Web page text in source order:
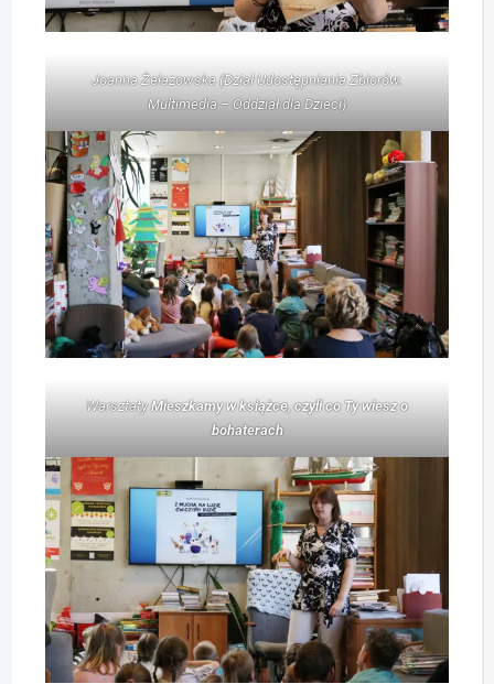
Joanna Żelazowska (Dział Udostępniania Zbiorów.
Multimedia – Oddział dla Dzieci)
WarsztatyMieszkamy w książce, czyli co Ty wiesz o
bohaterach